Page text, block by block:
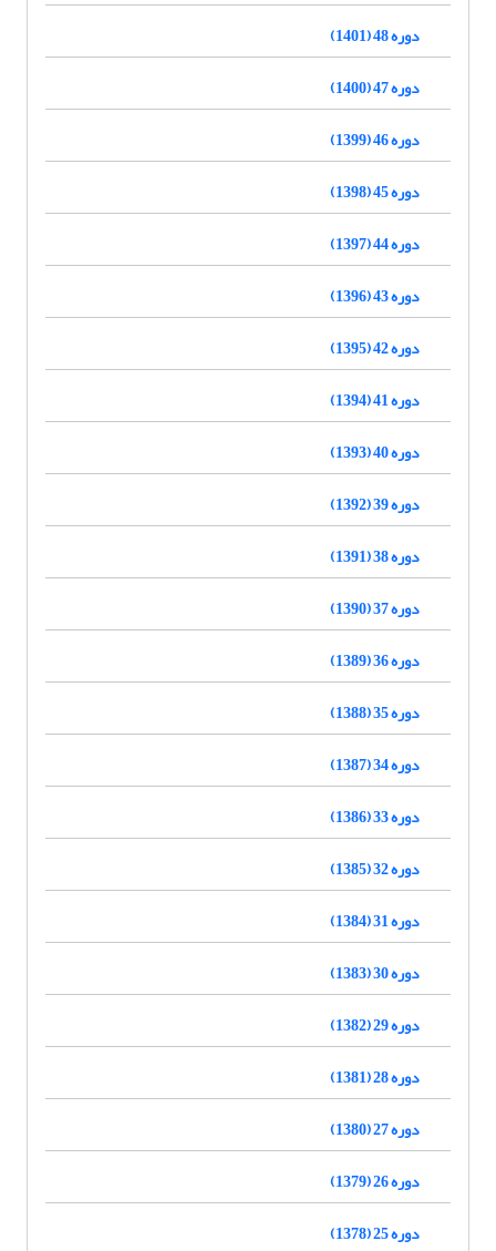
دوره 48 (1401)
دوره 47 (1400)
دوره 46 (1399)
دوره 45 (1398)
دوره 44 (1397)
دوره 43 (1396)
دوره 42 (1395)
دوره 41 (1394)
دوره 40 (1393)
دوره 39 (1392)
دوره 38 (1391)
دوره 37 (1390)
دوره 36 (1389)
دوره 35 (1388)
دوره 34 (1387)
دوره 33 (1386)
دوره 32 (1385)
دوره 31 (1384)
دوره 30 (1383)
دوره 29 (1382)
دوره 28 (1381)
دوره 27 (1380)
دوره 26 (1379)
دوره 25 (1378)